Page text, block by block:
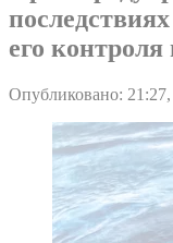
его
Опубликовано: